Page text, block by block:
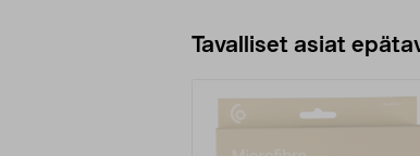
Tavalliset asiat